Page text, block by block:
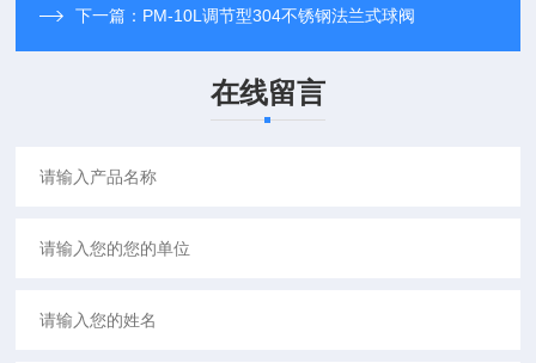
下一篇： PM-10L调节型304不锈钢法兰式球阀
在线留言